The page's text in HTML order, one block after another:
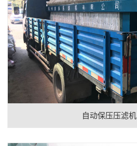
自动保压压滤机